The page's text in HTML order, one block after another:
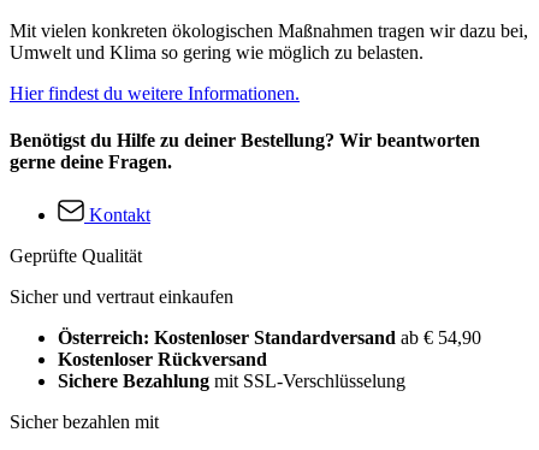
Mit vielen konkreten ökologischen Maßnahmen tragen wir dazu bei,
Umwelt und Klima so gering wie möglich zu belasten.
Hier findest du weitere Informationen.
Benötigst du Hilfe zu deiner Bestellung? Wir beantworten
gerne deine Fragen.
Kontakt
Geprüfte Qualität
Sicher und vertraut einkaufen
Österreich: Kostenloser Standardversand ab € 54,90
Kostenloser Rückversand
Sichere Bezahlung mit SSL-Verschlüsselung
Sicher bezahlen mit